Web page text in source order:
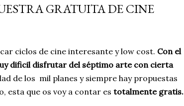
GRATUITA DE CINE
ciclos de cine interesante y low cost. Con el
dificil disfrutar del séptimo arte con cierta
de los mil planes y siempre hay propuestas
esta que os voy a contar es totalmente gratis.